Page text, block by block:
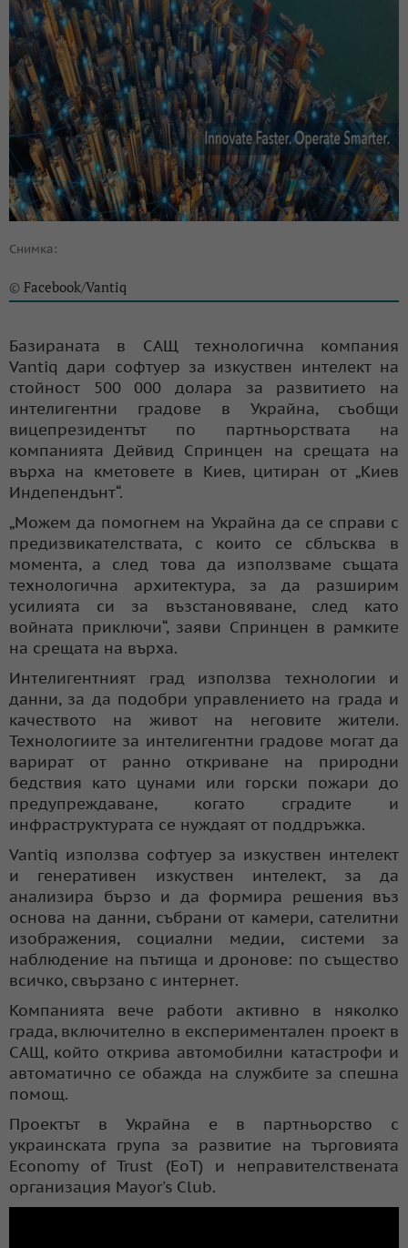
Снимка:
© Facebook/Vantiq
Базираната в САЩ технологична компания
Vantiq дари софтуер за изкуствен интелект на
стойност 500 000 долара за развитието на
интелигентни градове в Украйна, съобщи
вицепрезидентът по партньорствата на
компанията Дейвид Спринцен на срещата на
върха на кметовете в Киев, цитиран от „Киев
Индепендънт“.
„Можем да помогнем на Украйна да се справи с
предизвикателствата, с които се сблъсква в
момента, а след това да използваме същата
технологична архитектура, за да разширим
усилията си за възстановяване, след като
войната приключи“, заяви Спринцен в рамките
на срещата на върха.
Интелигентният град използва технологии и
данни, за да подобри управлението на града и
качеството на живот на неговите жители.
Технологиите за интелигентни градове могат да
варират от ранно откриване на природни
бедствия като цунами или горски пожари до
предупреждаване, когато сградите и
инфраструктурата се нуждаят от поддръжка.
Vantiq използва софтуер за изкуствен интелект
и генеративен изкуствен интелект, за да
анализира бързо и да формира решения въз
основа на данни, събрани от камери, сателитни
изображения, социални медии, системи за
наблюдение на пътища и дронове: по същество
всичко, свързано с интернет.
Компанията вече работи активно в няколко
града, включително в експериментален проект в
САЩ, който открива автомобилни катастрофи и
автоматично се обажда на службите за спешна
помощ.
Проектът в Украйна е в партньорство с
украинската група за развитие на търговията
Economy of Trust (EoT) и неправителствената
организация Mayor's Club.